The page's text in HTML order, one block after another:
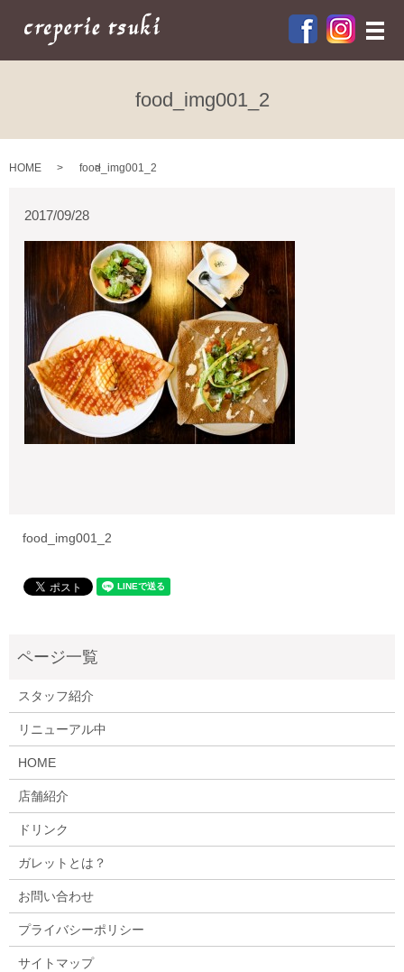
メ
food_img001_2
HOME food_img001_2
2017/09/28
food_img001_2
スタッフ紹介
リニューアル中
HOME
店舗紹介
ドリンク
ガレットとは？
お問い合わせ
プライバシーポリシー
サイトマップ